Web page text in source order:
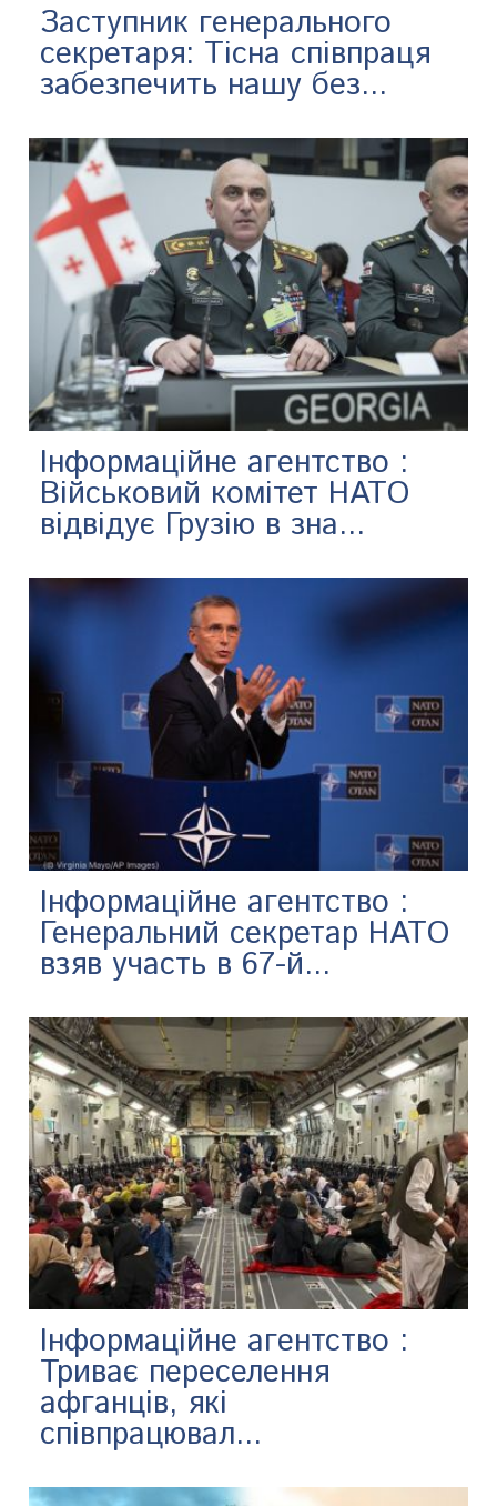
Заступник генерального
секретаря: Тісна співпраця
забезпечить нашу без...
Інформаційне агентство :
Військовий комітет НАТО
відвідує Грузію в зна...
Інформаційне агентство :
Генеральний секретар НАТО
взяв участь в 67-й...
Інформаційне агентство :
Триває переселення
афганців, які
співпрацювал...